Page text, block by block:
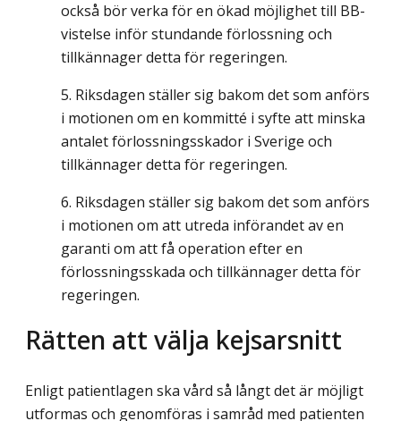
också bör verka för en ökad möjlighet till BB-
vistelse inför stundande förlossning och
tillkännager detta för regeringen.
Riksdagen ställer sig bakom det som anförs
i motionen om en kommitté i syfte att minska
antalet förlossningsskador i Sverige och
tillkännager detta för regeringen.
Riksdagen ställer sig bakom det som anförs
i motionen om att utreda införandet av en
garanti om att få operation efter en
förlossningsskada och tillkännager detta för
regeringen.
Rätten att välja kejsarsnitt
Enligt patientlagen ska vård så långt det är möjligt
utformas och genomföras i samråd med patienten